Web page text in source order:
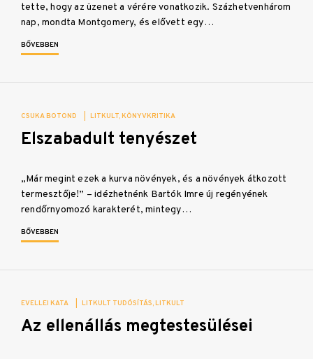
tette, hogy az üzenet a vérére vonatkozik. Százhetvenhárom
nap, mondta Montgomery, és elővett egy…
BŐVEBBEN
CSUKA BOTOND LITKULT KÖNYVKRITIKA
Elszabadult tenyészet
„Már megint ezek a kurva növények, és a növények átkozott
termesztője!” – idézhetnénk Bartók Imre új regényének
rendőrnyomozó karakterét, mintegy…
BŐVEBBEN
EVELLEI KATA LITKULT TUDÓSÍTÁS LITKULT
Az ellenállás megtestesülései